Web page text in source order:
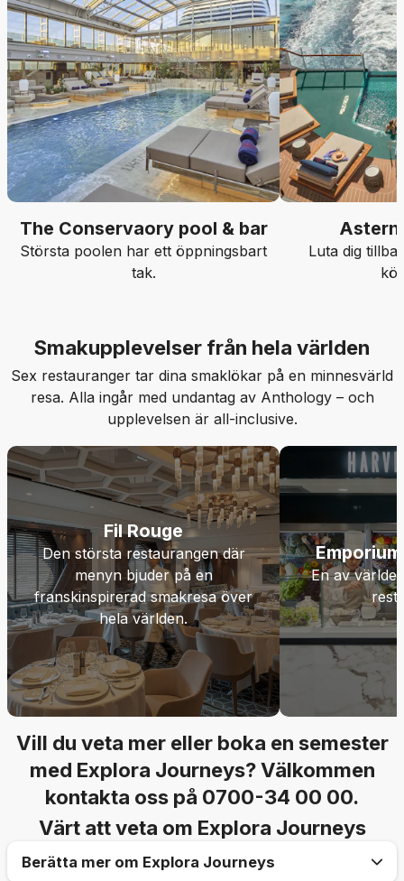
The Conservaory pool & bar
Största poolen har ett öppningsbart
tak.
Astern
Luta dig
Smakupplevelser från hela världen
Sex restauranger tar dina smaklökar på en minnesvärld
resa. Alla ingår med undantag av Anthology – och
upplevelsen är all-inclusive.
Fil Rouge
Den största restaurangen där
menyn bjuder på en
franskinspirerad smakresa över
hela världen.
En av
Vill du veta mer eller boka en semester
med Explora Journeys? Välkommen
kontakta oss på 0700-34 00 00.
Värt att veta om Explora Journeys
Berätta mer om Explora Journeys